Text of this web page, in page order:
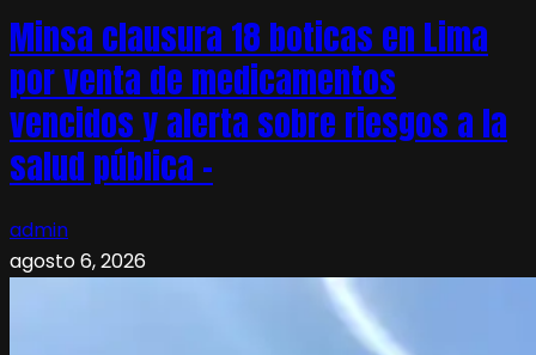
Minsa clausura 18 boticas en Lima
por venta de medicamentos
vencidos y alerta sobre riesgos a la
salud pública –
admin
agosto 6, 2026